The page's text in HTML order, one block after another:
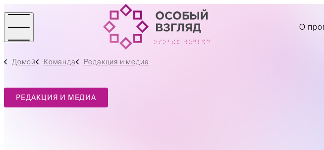
О
Домой Команда Редакция и медиа
РЕДАКЦИЯ И МЕДИА